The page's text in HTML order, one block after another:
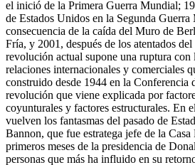
el inició de la Primera Guerra Mundial;
de Estados Unidos en la Segunda
consecuencia de la caída del Muro de
Fría, y 2001, después de los atentados
revolución actual supone una ruptura con
relaciones internacionales y comerciales
construido desde 1944 en la Conferencia
revolución que viene explicada por
coyunturales y factores estructurales. En
vuelven los fantasmas del pasado de
Bannon, que fue estratega jefe de la
primeros meses de la presidencia de
personas que más ha influido en su